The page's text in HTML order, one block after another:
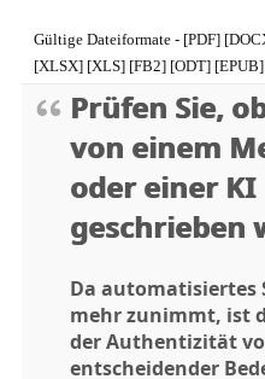
Gültige Dateiformate - [PDF]
[XLSX] [XLS] [FB2] [ODT]
Prüfen Sie,
von einem
oder einer KI
geschrieben
Da automatisiertes
mehr zunimmt, ist
der Authentizität
entscheidender